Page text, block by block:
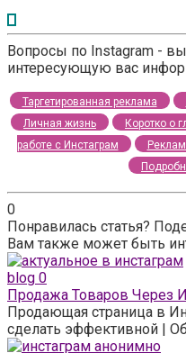
Вопросы по Instagram -
интересующую вас
Таргетированная реклама
Личная жизнь
Коротко о
работе с Инстаграм
0
Понравилась статья?
Вам также может быть
blog 0
Продажа Товаров Через
Продающая страница в
сделать эффективной |